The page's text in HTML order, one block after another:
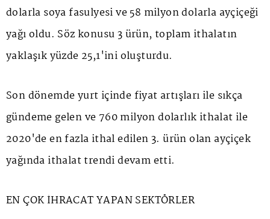
dolarla soya fasulyesi ve 58 milyon dolarla ayçiçeği
yağı oldu. Söz konusu 3 ürün, toplam ithalatın
yaklaşık yüzde 25,1'ini oluşturdu.
Son dönemde yurt içinde fiyat artışları ile sıkça
gündeme gelen ve 760 milyon dolarlık ithalat ile
2020'de en fazla ithal edilen 3. ürün olan ayçiçek
yağında ithalat trendi devam etti.
EN ÇOK İHRACAT YAPAN SEKTÖRLER